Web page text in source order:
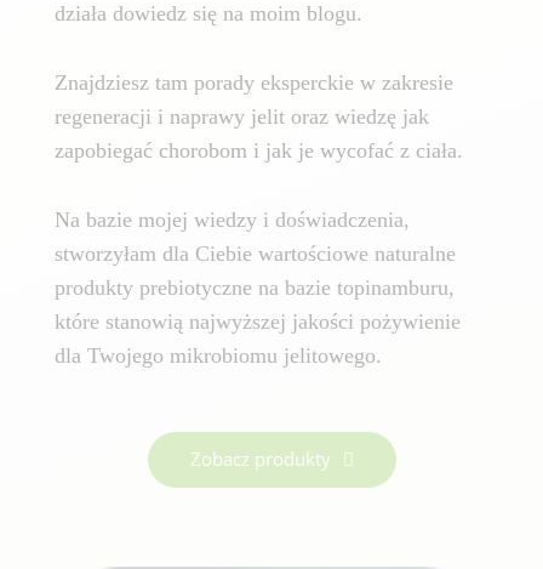
działa dowiedz się na moim blogu.
Znajdziesz tam porady eksperckie w zakresie
regeneracji i naprawy jelit oraz wiedzę jak
zapobiegać chorobom i jak je wycofać z ciała.
Na bazie mojej wiedzy i doświadczenia,
stworzyłam dla Ciebie wartościowe naturalne
produkty prebiotyczne na bazie topinamburu,
które stanowią najwyższej jakości pożywienie
dla Twojego mikrobiomu jelitowego.
Zobacz produkty